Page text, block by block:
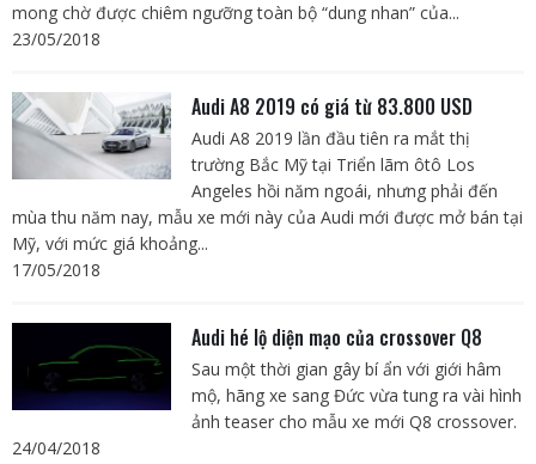
mong chờ được chiêm ngưỡng toàn bộ “dung nhan” của...
23/05/2018
Audi A8 2019 có giá từ 83.800 USD
Audi A8 2019 lần đầu tiên ra mắt thị
trường Bắc Mỹ tại Triển lãm ôtô Los
Angeles hồi năm ngoái, nhưng phải đến
mùa thu năm nay, mẫu xe mới này của Audi mới được mở bán tại
Mỹ, với mức giá khoảng...
17/05/2018
Audi hé lộ diện mạo của crossover Q8
Sau một thời gian gây bí ẩn với giới hâm
mộ, hãng xe sang Đức vừa tung ra vài hình
ảnh teaser cho mẫu xe mới Q8 crossover.
24/04/2018